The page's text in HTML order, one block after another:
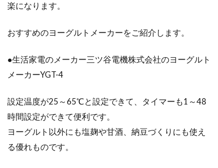
楽になります。
おすすめのヨーグルトメーカーをご紹介します。
●生活家電のメーカー三ツ谷電機株式会社のヨーグルト
メーカーYGT-4
設定温度が25～65℃と設定できて、タイマーも1～48
時間設定ができて便利です。
ヨーグルト以外にも塩麹や甘酒、納豆づくりにも使え
る優れものです。